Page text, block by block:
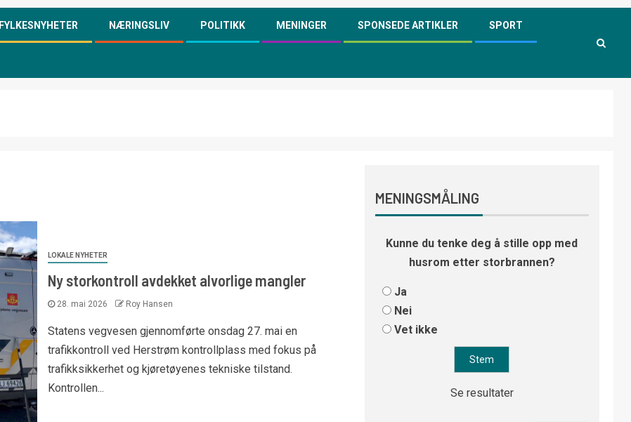
FYLKESNYHETER NÆRINGSLIV POLITIKK MENINGER SPONSEDE ARTIKLER SPORT
LOKALE NYHETER
Ny storkontroll avdekket alvorlige mangler
28. mai 2026 Roy Hansen
Statens vegvesen gjennomførte onsdag 27. mai en
trafikkontroll ved Herstrøm kontrollplass med fokus på
trafikksikkerhet og kjøretøyenes tekniske tilstand.
Kontrollen...
MENINGSMÅLING
Kunne du tenke deg å stille opp med
husrom etter storbrannen?
Ja
Nei
Vet ikke
Se resultater